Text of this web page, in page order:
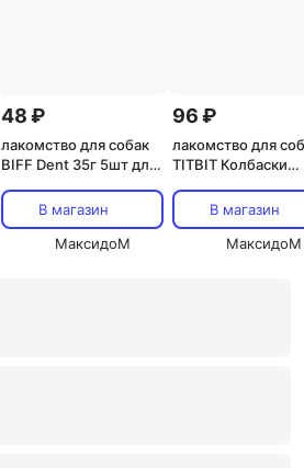
48 ₽
лакомство для собак
BIFF Dent 35г 5шт для
креветокВ магазин
МаксидоМ
96 ₽
лакомство для
TITBIT Колбаски
В магазин
МаксидоМ